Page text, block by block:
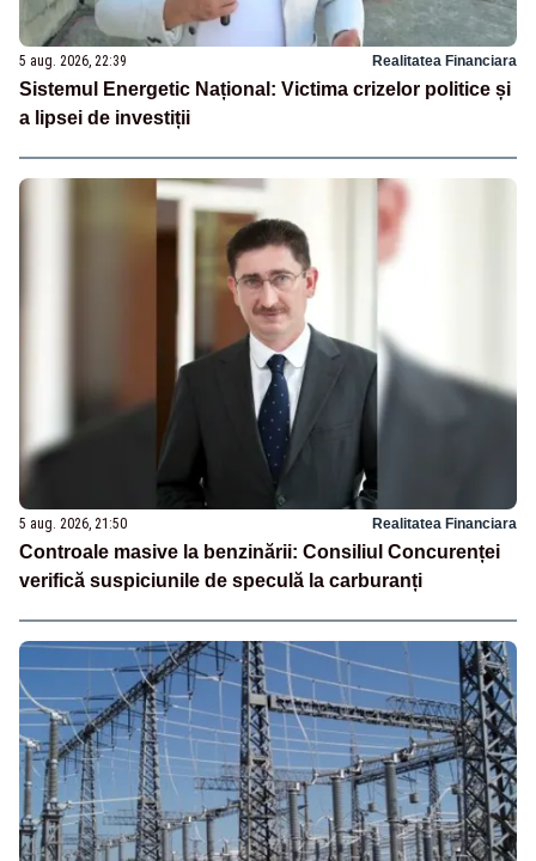
5 aug. 2026, 22:39 Realitatea Financiara
Sistemul Energetic Național: Victima crizelor politice și
a lipsei de investiții
5 aug. 2026, 21:50 Realitatea Financiara
Controale masive la benzinării: Consiliul Concurenței
verifică suspiciunile de speculă la carburanți